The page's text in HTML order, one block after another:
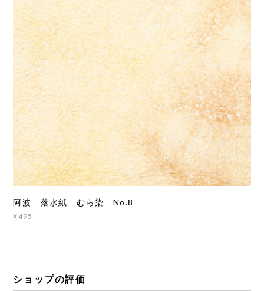
阿波 落水紙 むら染 No.8
¥495
ショップの評価